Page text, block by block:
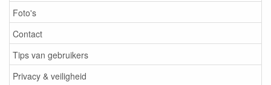
Foto's
Contact
Tips van gebruikers
Privacy & veiligheid